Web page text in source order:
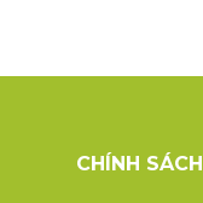
CHÍNH SÁCH